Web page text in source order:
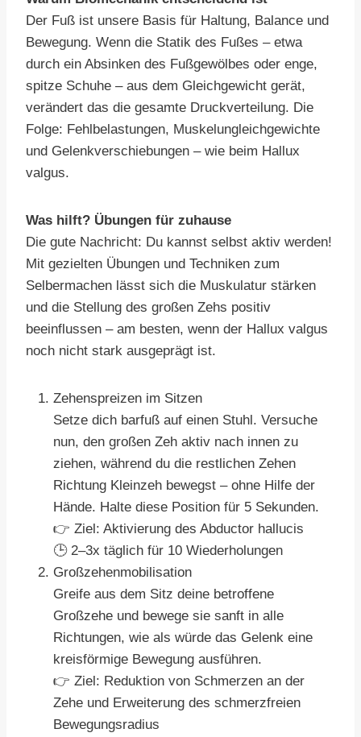
Der Fuß ist unsere Basis für Haltung, Balance und
Bewegung. Wenn die Statik des Fußes – etwa
durch ein Absinken des Fußgewölbes oder enge,
spitze Schuhe – aus dem Gleichgewicht gerät,
verändert das die gesamte Druckverteilung. Die
Folge: Fehlbelastungen, Muskelungleichgewichte
und Gelenkverschiebungen – wie beim Hallux
valgus.
Was hilft? Übungen für zuhause
Die gute Nachricht: Du kannst selbst aktiv werden!
Mit gezielten Übungen und Techniken zum
Selbermachen lässt sich die Muskulatur stärken
und die Stellung des großen Zehs positiv
beeinflussen – am besten, wenn der Hallux valgus
noch nicht stark ausgeprägt ist.
Zehenspreizen im Sitzen
Setze dich barfuß auf einen Stuhl. Versuche
nun, den großen Zeh aktiv nach innen zu
ziehen, während du die restlichen Zehen
Richtung Kleinzeh bewegst – ohne Hilfe der
Hände. Halte diese Position für 5 Sekunden.
👉 Ziel: Aktivierung des Abductor hallucis
🕒 2–3x täglich für 10 Wiederholungen
Großzehenmobilisation
Greife aus dem Sitz deine betroffene
Großzehe und bewege sie sanft in alle
Richtungen, wie als würde das Gelenk eine
kreisförmige Bewegung ausführen.
👉 Ziel: Reduktion von Schmerzen an der
Zehe und Erweiterung des schmerzfreien
Bewegungsradius